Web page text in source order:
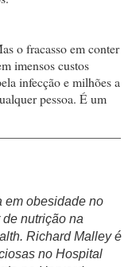
o fracasso em conter
imensos custos
infecção e milhões a
pessoa. É um
em obesidade no
nutrição na
Richard Malley é
no Hospital